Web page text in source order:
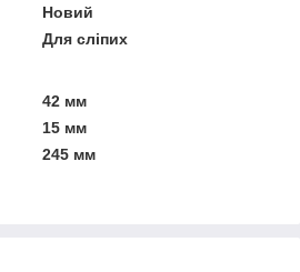
Новий
Для сліпих
42 мм
15 мм
245 мм